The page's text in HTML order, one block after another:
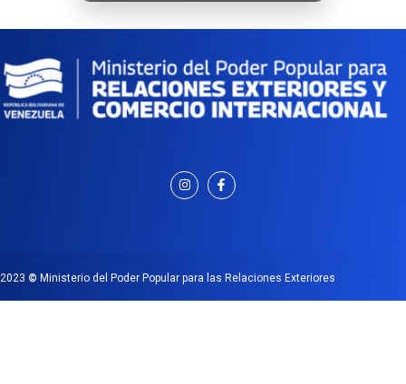
2023 © Ministerio del Poder Popular para las Relaciones Exteriores